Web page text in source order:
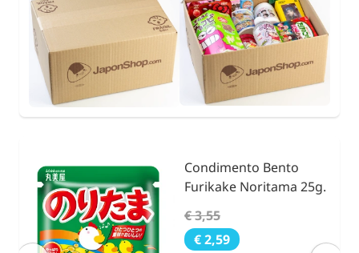
Condimento Bento
Furikake Noritama 25g.
€ 3,55
€ 2,59